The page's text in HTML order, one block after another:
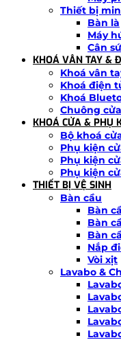
Thiết bị
Bàn là
Máy
Cân
KHOÁ VÂN TAY &
Khoá vân
Khoá điện
Khoá
Chuông
KHOÁ CỬA & PHỤ
Bộ khoá
Phụ kiện
Phụ kiện
Phụ kiện
THIẾT BỊ VỆ SINH
Bàn cầu
Bàn
Bàn
Bàn
Nắp
Vòi xịt
Lavabo &